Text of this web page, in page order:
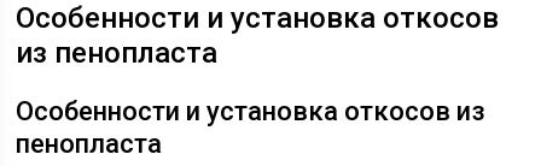
Особенности и установка откосов
из пенопласта
Особенности и установка откосов из
пенопласта